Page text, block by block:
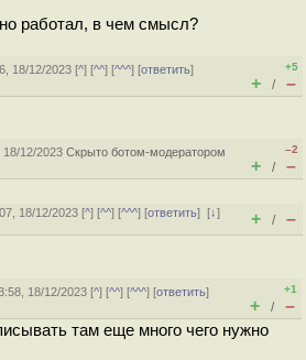
работал, в чем смысл?
18/12/2023 [^] [^^] [^^^] [ответить]
+5
+ / –
18/12/2023Скрыто ботом-модератором
–2
+ / –
18/12/2023 [^] [^^] [^^^] [ответить][↓]
+ / –
18/12/2023 [^] [^^] [^^^] [ответить]
+1
+ / –
там еще много чего нужно